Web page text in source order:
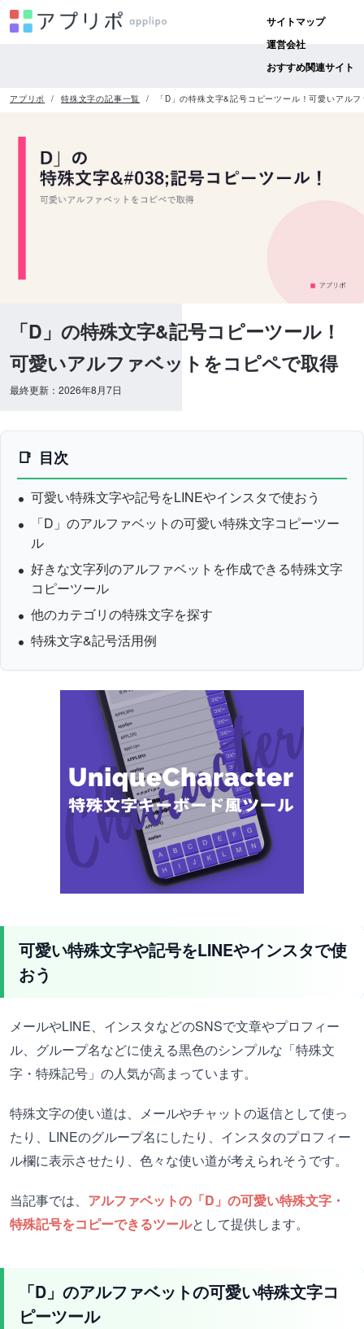
サイトマップ
運営会社
おすすめ関連サイト
アプリポ 特殊文字の記事一覧 「D」の特殊文字&記号コピーツール！可愛いアル
「D」の特殊文字&記号コピーツール！
可愛いアルファベットをコピペで取得
最終更新：2026年8月7日
目次
可愛い特殊文字や記号をLINEやインスタで使おう
「D」のアルファベットの可愛い特殊文字コピーツー
ル
好きな文字列のアルファベットを作成できる特殊文字
コピーツール
他のカテゴリの特殊文字を探す
特殊文字&記号活用例
可愛い特殊文字や記号をLINEやインスタで使
おう
メールやLINE、インスタなどのSNSで文章やプロフィー
ル、グループ名などに使える黒色のシンプルな「特殊文
字・特殊記号」の人気が高まっています。
特殊文字の使い道は、メールやチャットの返信として使っ
たり、LINEのグループ名にしたり、インスタのプロフィー
ル欄に表示させたり、色々な使い道が考えられそうです。
当記事では、 アルファベットの「D」の可愛い特殊文字・
特殊記号をコピーできるツールとして提供します。
「D」のアルファベットの可愛い特殊文字コ
ピーツール